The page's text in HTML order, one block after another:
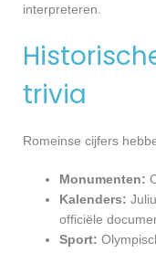
interpreteren.
trivia
Romeinse cijfers
Monumenten:
Kalenders:
officiële
Sport: